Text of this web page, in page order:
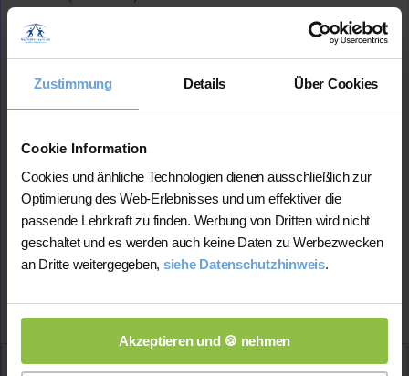
Zustimmung Details Über Cookies
Cookie Information
Cookies und änhliche Technologien dienen ausschließlich zur
Optimierung des Web-Erlebnisses und um effektiver die
passende Lehrkraft zu finden. Werbung von Dritten wird nicht
geschaltet und es werden auch keine Daten zu Werbezwecken
an Dritte weitergegeben, siehe Datenschutzhinweis.
Akzeptieren und 🍪 nehmen
Geschichte (bis 13. Kl.)
45 Min. / 21 Euro (je nach Niveau)
Lehrerfahrung: 8+ Jahre Unterrichtserfahrung
Mehr Infos
★★★★★(5.0 / 5)
Aktiv